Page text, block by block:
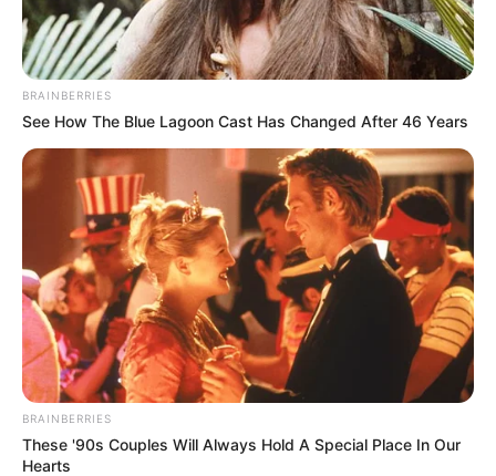
Si usted lo ha visto o sabe de su paradero por favor
comuníquese al
teléfono 5903108, extensiones 41665 –
41709 – 41825, o al celular 3185321733.
COMPARTIR
ALERTA BOGOTÁ EN GOOGLE NEWS
BRAINBERRIES
See How The Blue Lagoon Cast Has Changed After 46 Years
BRAINBERRIES
These '90s Couples Will Always Hold A Special Place In Our
Hearts